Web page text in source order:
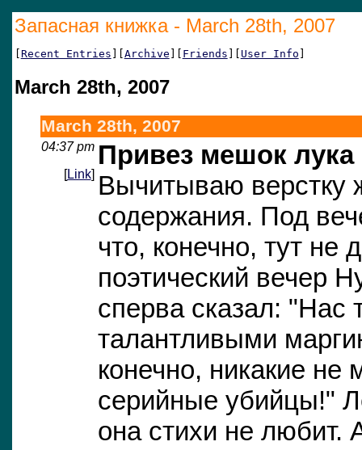
Запасная книжка - March 28th, 2007
[Recent Entries ][Archive ][ Friends ][ User Info ]
March 28th, 2007
March 28th, 2007
04:37 pm
Link]
Привез мешок лука
Вычитываю верстку
содержания. Под
что, конечно, тут не
поэтический вечер
сперва сказал: "Нас
талантливыми
конечно, никакие
серийные убийцы!"
она стихи не любит.